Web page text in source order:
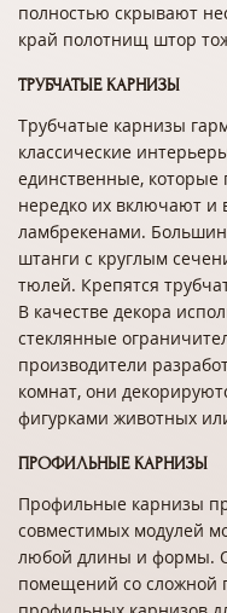
полностью скрывают
край полотнищ штор
ТРУБЧАТЫЕ КАРНИЗЫ
Трубчатые карнизы
классические
единственные, которые
нередко их включают и
ламбрекенами.
штанги с круглым
тюлей. Крепятся
В качестве декора
стеклянные
производители
комнат, они
фигурками животных
ПРОФИЛЬНЫЕ КАРНИЗЫ
Профильные карнизы
совместимых модулей
любой длины и формы.
помещений со сложной